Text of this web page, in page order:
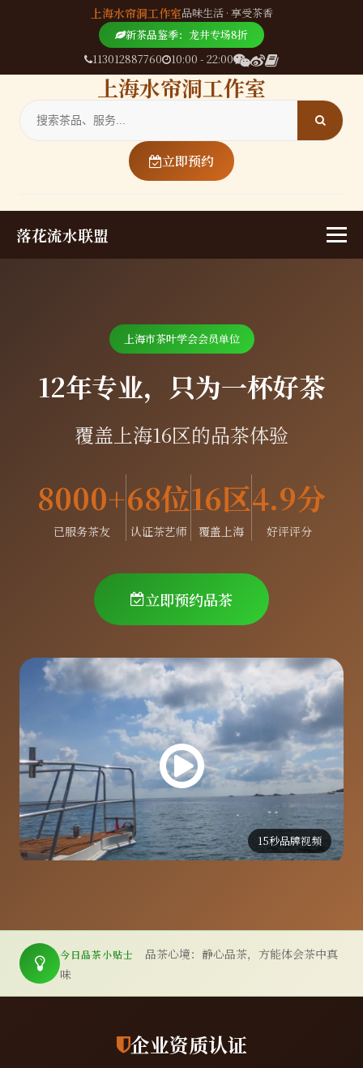
上海水帘洞工作室品味生活 · 享受茶香
新茶品鉴季：龙井专场8折
113012887760
10:00 - 22:00
上海水帘洞工作室
立即预约
落花流水联盟
上海市茶叶学会会员单位
12年专业，只为一杯好茶
覆盖上海16区的品茶体验
8000+
已服务茶友
68位
认证茶艺师
16区
覆盖上海
4.9分
好评评分
立即预约品茶
15秒品牌视频
今日品茶小贴士
品茶心境：静心品茶，方能体会茶中真
味
企业资质认证